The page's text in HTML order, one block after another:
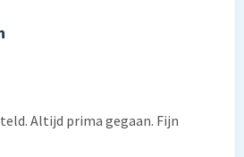
Altijd prima gegaan. Fijn